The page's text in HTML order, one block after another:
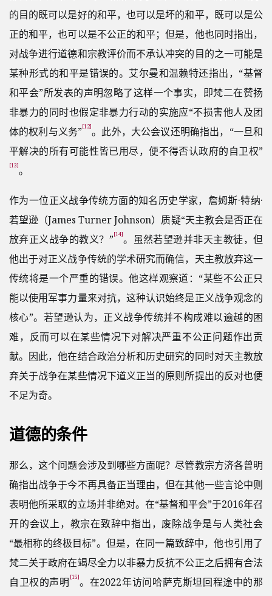
的目的既可以是好的和平，也可以是坏的和平，既可以是公
正的和平，也可以是不公正的和平；但是，他也同时指出，
对战争进行道德和宗教评价而不承认冲突的目的之一可能是
某种形式的和平是错误的。艾尔曼和温赖特还指出，“基督
和平会”所发表的声明忽略了这样一个事实，即梵二在赞扬
非暴力的同时也假定非暴力行动的实施应“不损害他人及团
体的权利与义务”[12]。此外，大公会议还明确指出，“一旦和
平解决的所有可能性皆已用尽，便不得否认政府的自卫权”
[13]。
作为一位正义战争传统方面的知名历史学家，詹姆斯·特纳·
若望逊（James Turner Johnson）质疑“天主教会是否正在
放弃正义战争的教义？”[14]。虽然若望逊并非天主教徒，但
他出于对正义战争传统的学术研究而确信，天主教放弃这一
传统将是一个严重的错误。他这样观察道：“某些不公正只
能以使用军事力量来对抗，这种认识始终是正义战争观念的
核心”。若望逊认为，正义战争传统并不构成难以逾越的困
难，反而可以在某些情况下对解决严重不公正问题作出贡
献。因此，他在结合政治分析和历史研究的同时对天主教放
弃关于战争在某些情况下道义正当的原则所提出的反对也便
不足为奇。
道德的条件
那么，这个问题会涉及到哪些方面呢？尽管教宗方济各曾明
确指出战争于今不再具备正当理由，但在其他一些言论中则
表明他所采取的立场并非绝对。在“基督和平会”于2016年召
开的会议上，教宗在致辞中指出，废除战争是与人类社会
“最相称的终极目标”。但是，在同一篇致辞中，他也引用了
梵二关于政府在竭尽全力以非暴力反抗不公正之后拥有合法
自卫权的声明 [15]。在2022年访问哈萨克斯坦回程途中的那